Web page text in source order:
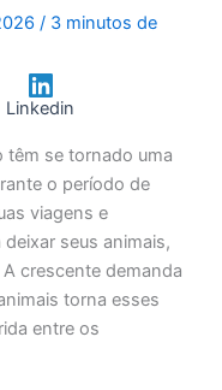
/ 3 minutos de
Linkedin
têm se tornado uma
o período de
viagens e
seus animais,
crescente demanda
torna esses
entre os